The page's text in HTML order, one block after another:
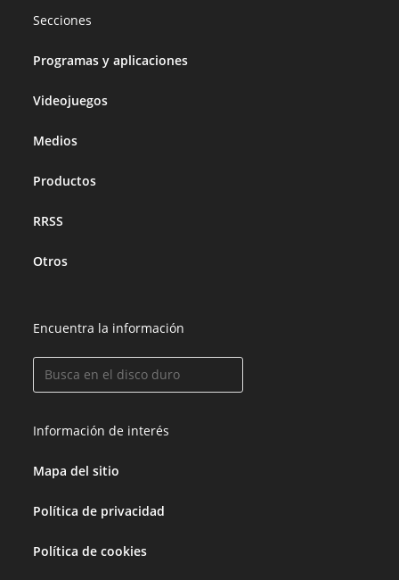
Secciones
Programas y aplicaciones
Videojuegos
Medios
Productos
RRSS
Otros
Encuentra la información
Información de interés
Mapa del sitio
Política de privacidad
Política de cookies